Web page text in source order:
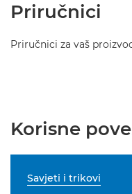
Priručnici
Priručnici za vaš
Korisne
Savjeti i trikovi